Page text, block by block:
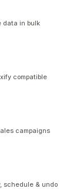
data in bulk
compatible
campaigns
schedule & undo